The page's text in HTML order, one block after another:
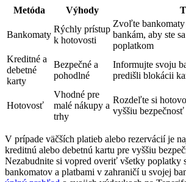
Metóda Výhody
Bankomaty
Rýchly prístup
k hotovosti
Zvoľte
bankám, aby ste
poplatkom
Kreditné a
debetné
karty
Bezpečné a
pohodlné
Informujte svoju
predišli blokácii
Hotovosť
Vhodné pre
malé nákupy a
trhy
Rozdeľte si
vyššiu bezpečnosť
V prípade väčších platieb alebo rezervácií je
kreditnú alebo debetnú kartu pre vyššiu
Nezabudnite si vopred overiť všetky poplatky
bankomatov a platbami v zahraničí u svojej